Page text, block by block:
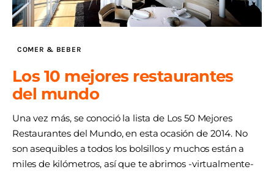
COMER & BEBER
Los 10 mejores restaurantes
del mundo
Una vez más, se conoció la lista de Los 50 Mejores
Restaurantes del Mundo, en esta ocasión de 2014. No
son asequibles a todos los bolsillos y muchos están a
miles de kilómetros, así que te abrimos -virtualmente-